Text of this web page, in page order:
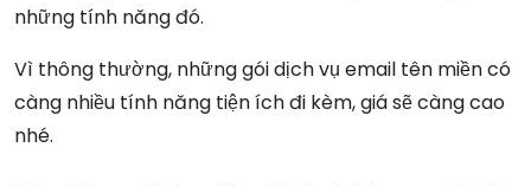
những tính năng đó.
Vì thông thường, những gói dịch vụ email tên miền có
càng nhiều tính năng tiện ích đi kèm, giá sẽ càng cao
nhé.